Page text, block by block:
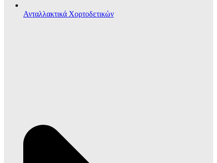
Ανταλλακτικά Χορτοδετικών